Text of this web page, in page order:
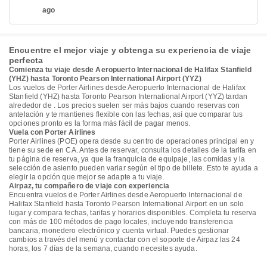
ago
Encuentre el mejor viaje y obtenga su experiencia de viaje
perfecta
Comienza tu viaje desde Aeropuerto Internacional de Halifax Stanfield
(YHZ) hasta Toronto Pearson International Airport (YYZ)
Los vuelos de Porter Airlines desde Aeropuerto Internacional de Halifax
Stanfield (YHZ) hasta Toronto Pearson International Airport (YYZ) tardan
alrededor de . Los precios suelen ser más bajos cuando reservas con
antelación y te mantienes flexible con las fechas, así que comparar tus
opciones pronto es la forma más fácil de pagar menos.
Vuela con Porter Airlines
Porter Airlines (POE) opera desde su centro de operaciones principal en y
tiene su sede en CA. Antes de reservar, consulta los detalles de la tarifa en
tu página de reserva, ya que la franquicia de equipaje, las comidas y la
selección de asiento pueden variar según el tipo de billete. Esto te ayuda a
elegir la opción que mejor se adapte a tu viaje.
Airpaz, tu compañero de viaje con experiencia
Encuentra vuelos de Porter Airlines desde Aeropuerto Internacional de
Halifax Stanfield hasta Toronto Pearson International Airport en un solo
lugar y compara fechas, tarifas y horarios disponibles. Completa tu reserva
con más de 100 métodos de pago locales, incluyendo transferencia
bancaria, monedero electrónico y cuenta virtual. Puedes gestionar
cambios a través del menú y contactar con el soporte de Airpaz las 24
horas, los 7 días de la semana, cuando necesites ayuda.